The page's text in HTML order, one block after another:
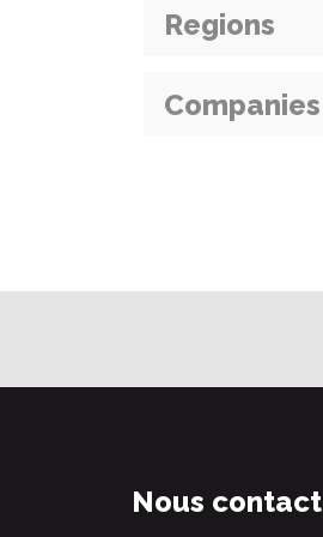
Regions
Companies
Nous